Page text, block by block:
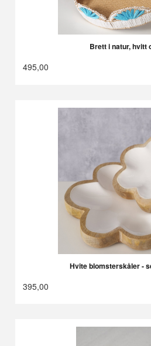
Brett i natur, hvitt
495,00
Hvite blomsterskåler -
395,00